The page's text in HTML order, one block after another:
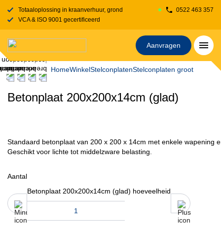
Totaaloplossing in kraanverhuur, grondverzet, transport, rijplaten en
VCA & ISO 9001 gecertificeerd
0522 463 357
Aanvragen
HomeWinkelStelconplatenStelconplaten groot
Betonplaat 200x200x14cm (glad)
Standaard betonplaat van 200 x 200 x 14cm met enkele wapening
Geschikt voor lichte tot middelzware belasting.
Aantal
Betonplaat 200x200x14cm (glad) hoeveelheid